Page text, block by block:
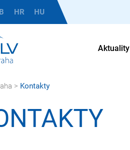
HR HU
Aktuality
> Kontakty